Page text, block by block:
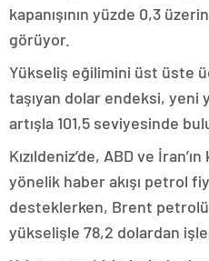
kapanışının yüzde 0,3
görüyor.
Yükseliş eğilimini üst üste
taşıyan dolar endeksi, yeni
artışla 101,5 seviyesinde
Kızıldeniz’de, ABD ve
yönelik haber akışı petrol
desteklerken, Brent
yükselişle 78,2 dolardan